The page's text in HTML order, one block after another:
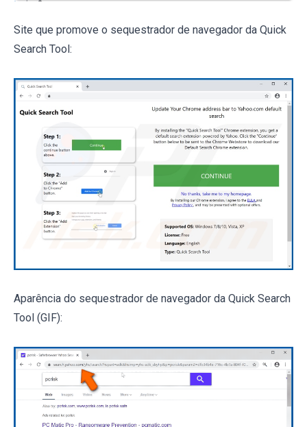
Site que promove o sequestrador de navegador da Quick
Search Tool:
Aparência do sequestrador de navegador da Quick Search
Tool (GIF):